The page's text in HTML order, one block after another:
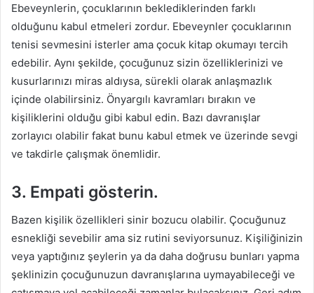
Ebeveynlerin, çocuklarının beklediklerinden farklı
olduğunu kabul etmeleri zordur. Ebeveynler çocuklarının
tenisi sevmesini isterler ama çocuk kitap okumayı tercih
edebilir. Aynı şekilde, çocuğunuz sizin özelliklerinizi ve
kusurlarınızı miras aldıysa, sürekli olarak anlaşmazlık
içinde olabilirsiniz. Önyargılı kavramları bırakın ve
kişiliklerini olduğu gibi kabul edin. Bazı davranışlar
zorlayıcı olabilir fakat bunu kabul etmek ve üzerinde sevgi
ve takdirle çalışmak önemlidir.
3. Empati gösterin.
Bazen kişilik özellikleri sinir bozucu olabilir. Çocuğunuz
esnekliği sevebilir ama siz rutini seviyorsunuz. Kişiliğinizin
veya yaptığınız şeylerin ya da daha doğrusu bunları yapma
şeklinizin çocuğunuzun davranışlarına uymayabileceği ve